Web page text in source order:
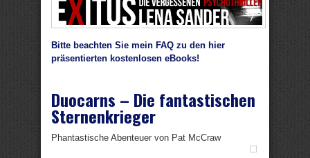
Bitte beachten Sie mein FAQ zu den hier
präsentierten kostenlosen eBooks!
Duocarns – Die fantastischen
Sternenkrieger
Phantastische Abenteuer von Pat McCraw